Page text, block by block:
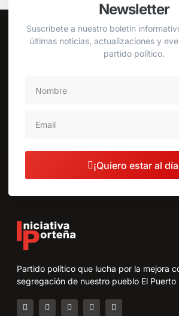
Newsletter
Suscríbete a nuestro boletín
últimas noticias, actualizaciones y
partido político.
¡Quiero estar al
Partido político que lucha por la mejora
segregación de nuestro pueblo El Puerto